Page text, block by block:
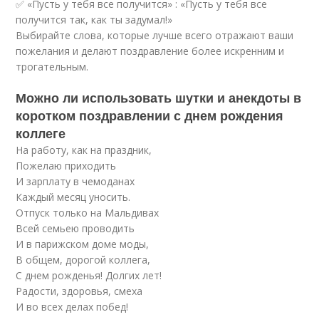
✅ «Пусть у тебя все получится» : «Пусть у тебя все
получится так, как ты задумал!»
Выбирайте слова, которые лучше всего отражают ваши
пожелания и делают поздравление более искренним и
трогательным.
Можно ли использовать шутки и анекдоты в
коротком поздравлении с днем рождения
коллеге
На работу, как на праздник,
Пожелаю приходить
И зарплату в чемоданах
Каждый месяц уносить.
Отпуск только на Мальдивах
Всей семьею проводить
И в парижском доме моды,
В общем, дорогой коллега,
С днем рожденья! Долгих лет!
Радости, здоровья, смеха
И во всех делах побед!